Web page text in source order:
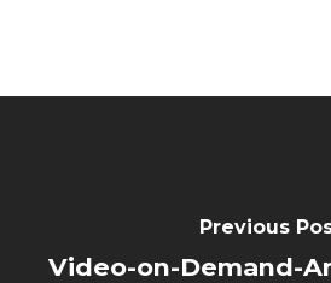
Previous
Video-on-Demand-